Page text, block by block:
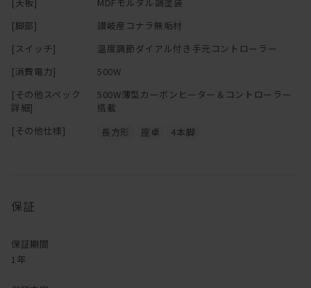
もし床暖房がついていたり、残念ながら？コタツは使わないけれど
テーブルとしては気に入った！という方がいらっしゃいましたら、
お問い合わせください。
ヒーターなし仕様も\-15,401（税込）にて対応いたします。
[脚部]
讃岐産コナラ無垢材
[スイッチ]
温度調節ダイアル付き手元コントローラー
[消費電力]
500W
[その他スペック
詳細]
500W薄型カーボンヒーター＆コントローラー
搭載
[その他仕様]
長方形 座卓 4本脚
保証
保証期間
1年